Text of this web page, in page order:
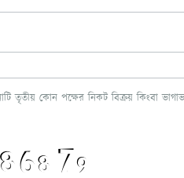
তৃতীয় কোন পক্ষের নিকট বিক্রয় কিংবা